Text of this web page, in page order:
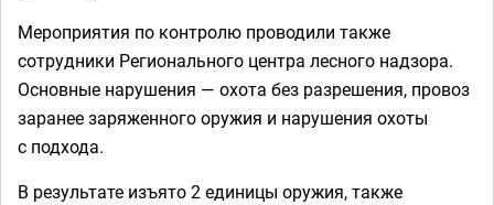
Мероприятия по контролю проводили также
сотрудники Регионального центра лесного надзора.
Основные нарушения — охота без разрешения, провоз
заранее заряженного оружия и нарушения охоты
с подхода.
В результате изъято 2 единицы оружия, также